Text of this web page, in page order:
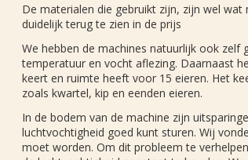
De materialen die gebruikt zijn, zijn wel
duidelijk terug te zien in de prijs
We hebben de machines natuurlijk ook zelf
temperatuur en vocht aflezing. Daarnaast
keert en ruimte heeft voor 15 eieren. Het
zoals kwartel, kip en eenden eieren.
In de bodem van de machine zijn
luchtvochtigheid goed kunt sturen. Wij
moet worden. Om dit probleem te